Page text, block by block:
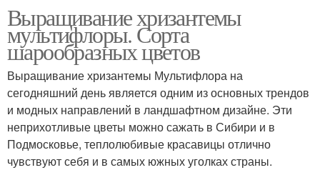
Выращивание хризантемы
мультифлоры. Сорта
шарообразных цветов
Выращивание хризантемы Мультифлора на
сегодняшний день является одним из основных трендов
и модных направлений в ландшафтном дизайне. Эти
неприхотливые цветы можно сажать в Сибири и в
Подмосковье, теплолюбивые красавицы отлично
чувствуют себя и в самых южных уголках страны.